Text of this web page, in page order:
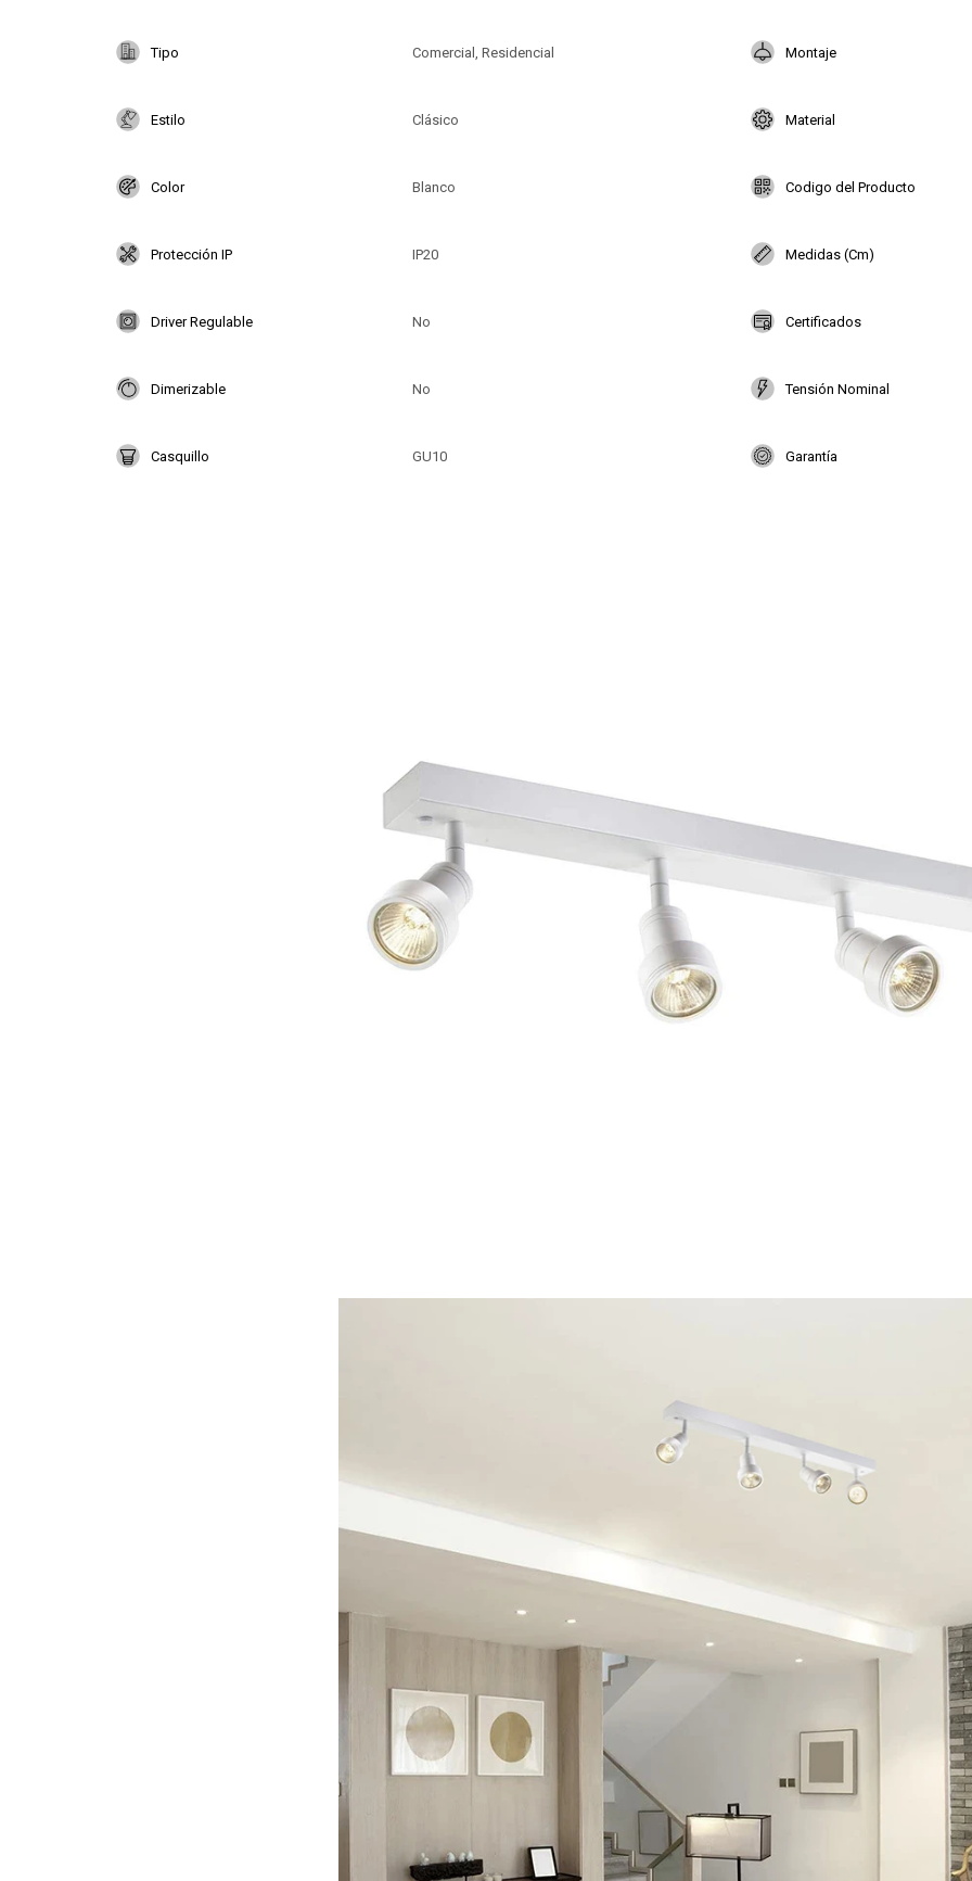
Tipo Comercial, Residencial Montaje
Estilo Clásico Material
Color Blanco Codigo del Producto
Protección IP IP20 Medidas (Cm)
Driver Regulable No Certificados
Dimerizable No Tensión Nominal
Casquillo GU10 Garantía